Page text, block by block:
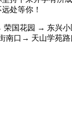
处等你！
→ 荣国花园 → 东兴
南口→ 天山学苑